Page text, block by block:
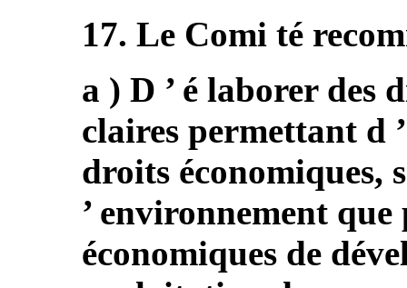
17. Le Comi té
a ) D ’ é laborer des
claires permettant d
droits économiques,
’ environnement
économiques de